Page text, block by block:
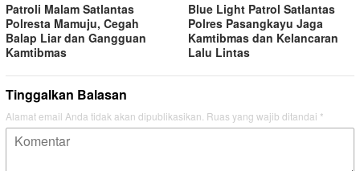
Patroli Malam Satlantas
Polresta Mamuju, Cegah
Balap Liar dan Gangguan
Kamtibmas
Blue Light Patrol Satlantas
Polres Pasangkayu Jaga
Kamtibmas dan Kelancaran
Lalu Lintas
Tinggalkan Balasan
Alamat email Anda tidak akan dipublikasikan. Ruas yang wajib ditandai *